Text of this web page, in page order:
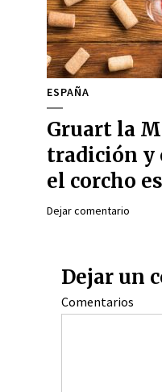
ESPAÑA
Gruart la
tradición y
el corcho
Dejar comentario
Dejar un
Comentarios